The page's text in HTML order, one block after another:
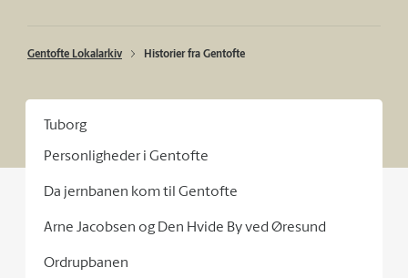
Gentofte Lokalarkiv Historier fra Gentofte
Tuborg
Personligheder i Gentofte
Da jernbanen kom til Gentofte
Arne Jacobsen og Den Hvide By ved Øresund
Ordrupbanen